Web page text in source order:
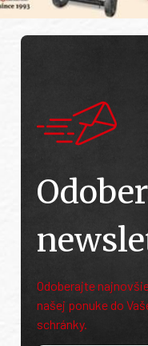
Odoberajte
našej ponuke do
schránky.